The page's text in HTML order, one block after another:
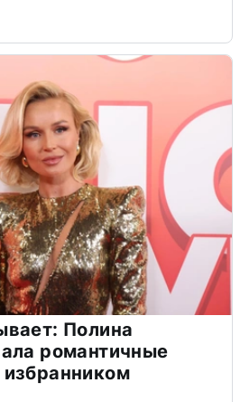
Полина
романтичные